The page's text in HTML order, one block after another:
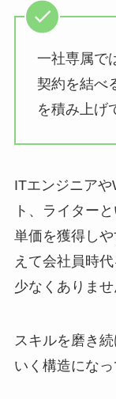
一社専属で
契約を結べ
を積み上げ
ITエンジニア
ト、ライター
単価を獲得し
えて会社員時
少なくありませ
スキルを磨き
いく構造になっ